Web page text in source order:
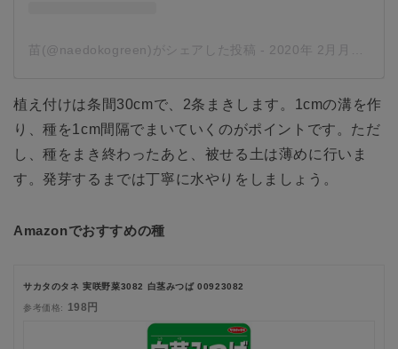
苗(@naedokogreen)がシェアした投稿 - 2020年 2月月10日午後4時22分PST
植え付けは条間30cmで、2条まきします。1cmの溝を作
り、種を1cm間隔でまいていくのがポイントです。ただ
し、種をまき終わったあと、被せる土は薄めに行いま
す。発芽するまでは丁寧に水やりをしましょう。
Amazonでおすすめの種
サカタのタネ 実咲野菜3082 白茎みつば 00923082
参考価格: 198円